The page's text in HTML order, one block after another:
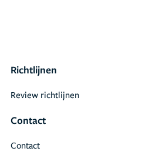
Richtlijnen
Review richtlijnen
Contact
Contact